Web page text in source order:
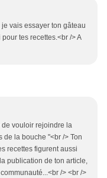
vais essayer ton gâteau
tes recettes.<br /> A
de vouloir rejoindre la
de la bouche "<br /> Ton
recettes figurent aussi
publication de ton article,
/> <br />